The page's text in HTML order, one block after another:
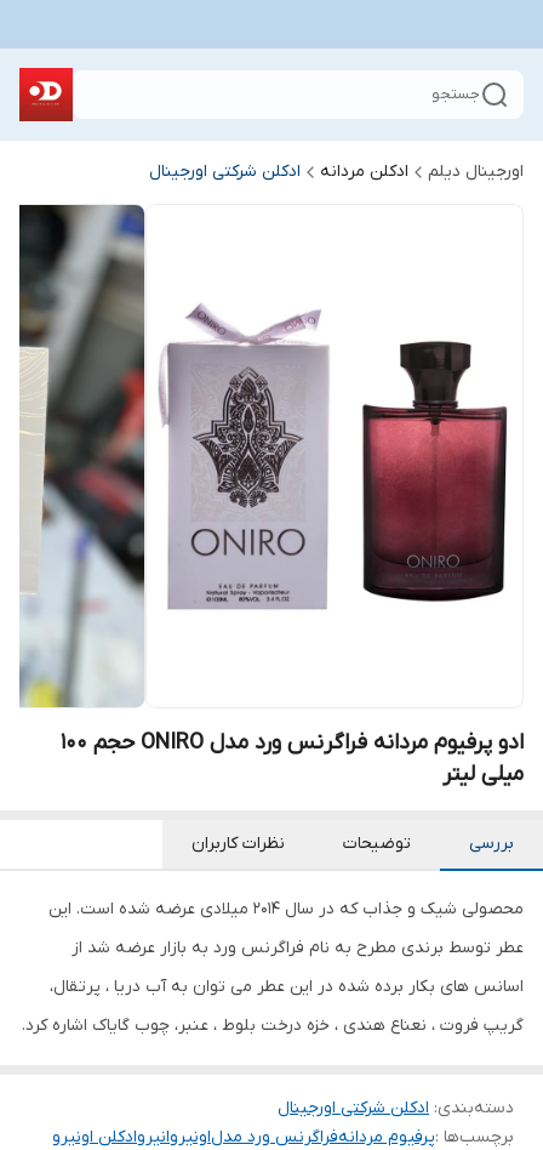
جستجو
اورجینال دیلم ادکلن مردانه ادکلن شرکتی اورجینال
ادو پرفیوم مردانه فراگرنس ورد مدل ONIRO حجم 100
میلی لیتر
بررسی توضیحات نظرات کاربران
محصولی شیک و جذاب که در سال 2014 میلادی عرضه شده است. این
عطر توسط برندی مطرح به نام فراگرنس ورد به بازار عرضه شد از
اسانس های بکار برده شده در این عطر می توان به آب دریا ، پرتقال،
گریپ فروت ، نعناع هندی ، خزه درخت بلوط ، عنبر، چوب گایاک اشاره کرد.
دسته‌بندی: ادکلن شرکتی اورجینال
برچسب‌ها :پرفیوم مردانهفراگرنس ورد مدلاونیروانیروادکلن اونیرو